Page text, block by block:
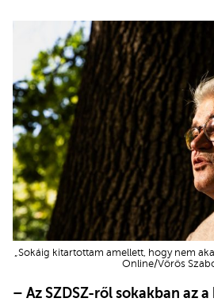
„Sokáig kitartottam amellett, hogy nem
Online/Vörös
– Az SZDSZ-ről sokakban az